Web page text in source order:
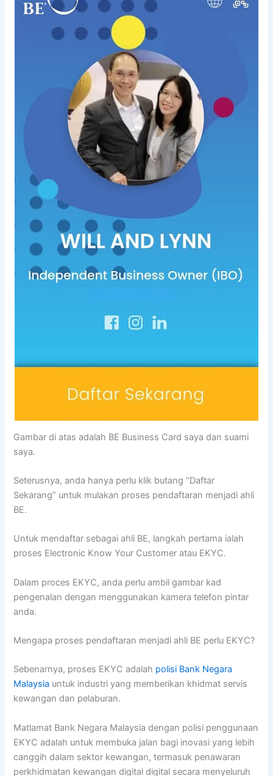
Gambar di atas adalah BE Business Card saya dan suami
saya.
Seterusnya, anda hanya perlu klik butang “Daftar
Sekarang” untuk mulakan proses pendaftaran menjadi ahli
BE.
Untuk mendaftar sebagai ahli BE, langkah pertama ialah
proses Electronic Know Your Customer atau EKYC.
Dalam proces EKYC, anda perlu ambil gambar kad
pengenalan dengan menggunakan kamera telefon pintar
anda.
Mengapa proses pendaftaran menjadi ahli BE perlu EKYC?
Sebenarnya, proses EKYC adalah polisi Bank Negara
Malaysia untuk industri yang memberikan khidmat servis
kewangan dan pelaburan.
Matlamat Bank Negara Malaysia dengan polisi penggunaan
EKYC adalah untuk membuka jalan bagi inovasi yang lebih
canggih dalam sektor kewangan, termasuk penawaran
perkhidmatan kewangan digital digital secara menyeluruh